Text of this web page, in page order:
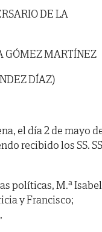
DE LA
GÓMEZ MARTÍNEZ
DÍAZ)
el día 2 de mayo
recibido los SS.
políticas, M.ª Isabel
y Francisco;